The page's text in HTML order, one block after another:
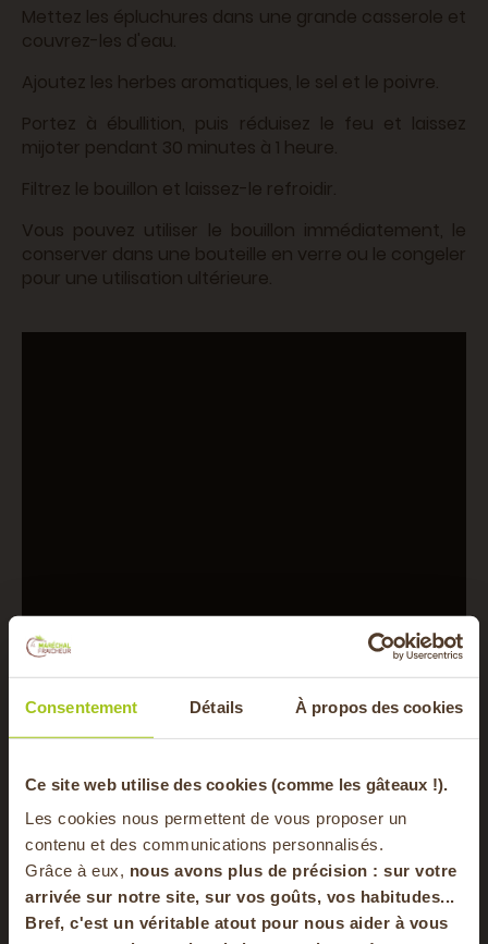
Consentement Détails À propos des cookies
Ce site web utilise des cookies (comme les gâteaux !).
Les cookies nous permettent de vous proposer un
contenu et des communications personnalisés.
Grâce à eux, nous avons plus de précision : sur votre
arrivée sur notre site, sur vos goûts, vos habitudes...
Bref, c'est un véritable atout pour nous aider à vous
Mettez les épluchures dans une grande casserole et
couvrez-les d'eau.
Ajoutez les herbes aromatiques, le sel et le poivre.
Portez à ébullition, puis réduisez le feu et laissez
mijoter pendant 30 minutes à 1 heure.
Filtrez le bouillon et laissez-le refroidir.
Vous pouvez utiliser le bouillon immédiatement, le
conserver dans une bouteille en verre ou le congeler
pour une utilisation ultérieure.
Si vous préférez, vous pouvez aussi réaliser du
Pour cela, récupérez vos épluchures de légumes
(poireau, céleri, carottes, échalotes, ail et légumes
entiers râpés. Ajoutez des herbes aromatiques
comme du persil ou de la coriandre et disposez-les
sur une plaque allant au four.
-20% offerts sur
votre panier
en vous inscrivant à notre newsletter